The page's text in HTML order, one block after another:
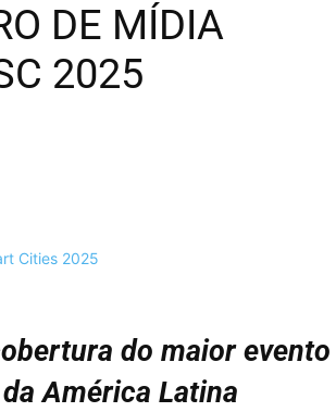
DE MÍDIA
2025
do maior evento
América Latina